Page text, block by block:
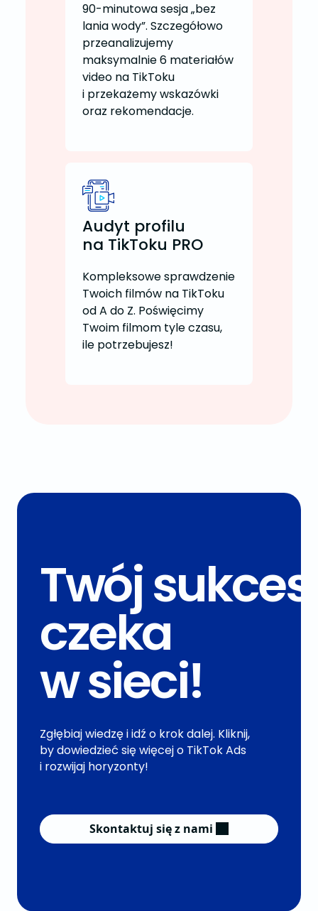
90-minutowa sesja „bez
lania wody”. Szczegółowo
przeanalizujemy
maksymalnie 6 materiałów
video na TikToku
i przekażemy wskazówki
oraz rekomendacje.
Audyt profilu
na TikToku PRO
Kompleksowe sprawdzenie
Twoich filmów na TikToku
od A do Z. Poświęcimy
Twoim filmom tyle czasu,
ile potrzebujesz!
Twój sukces
czeka
w sieci!
Zgłębiaj wiedzę i idź o krok dalej. Kliknij,
by dowiedzieć się więcej o TikTok Ads
i rozwijaj horyzonty!
Skontaktuj się z nami